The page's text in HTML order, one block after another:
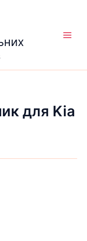
для Kia